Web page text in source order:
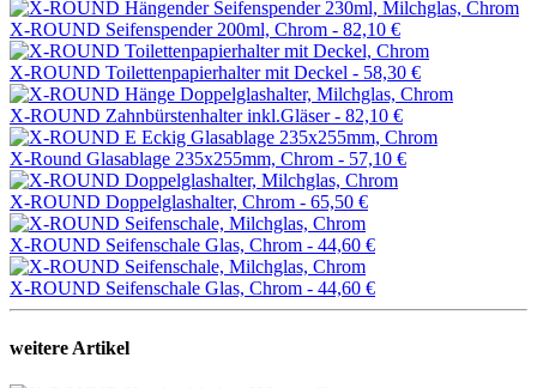
X-ROUND Seifenspender 200ml, Chrom - 82,10 €
X-ROUND Toilettenpapierhalter mit Deckel - 58,30 €
X-ROUND Zahnbürstenhalter inkl.Gläser - 82,10 €
X-Round Glasablage 235x255mm, Chrom - 57,10 €
X-ROUND Doppelglashalter, Chrom - 65,50 €
X-ROUND Seifenschale Glas, Chrom - 44,60 €
X-ROUND Seifenschale Glas, Chrom - 44,60 €
weitere Artikel